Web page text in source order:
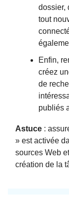
dossier,
tout
Enfin,
créez
de
publiés
Astuce :
» est activée
sources Web
création de la